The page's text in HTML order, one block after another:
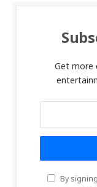
Get more
By